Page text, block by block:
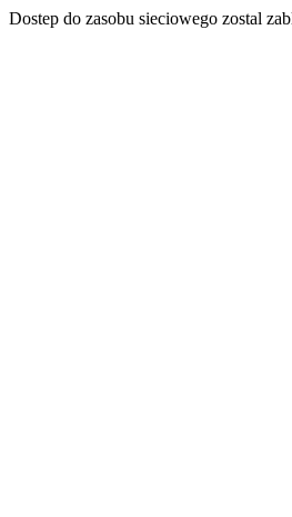
Dostep do zasobu sieciowego zostal